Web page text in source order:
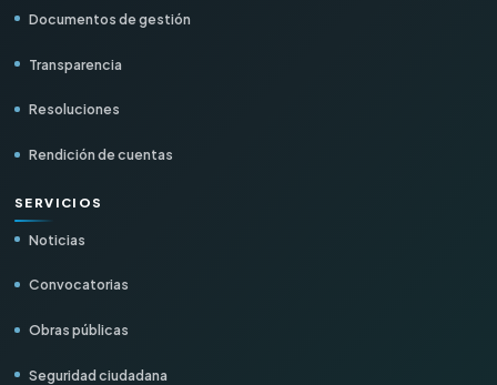
Documentos de gestión
Transparencia
Resoluciones
Rendición de cuentas
SERVICIOS
Noticias
Convocatorias
Obras públicas
Seguridad ciudadana